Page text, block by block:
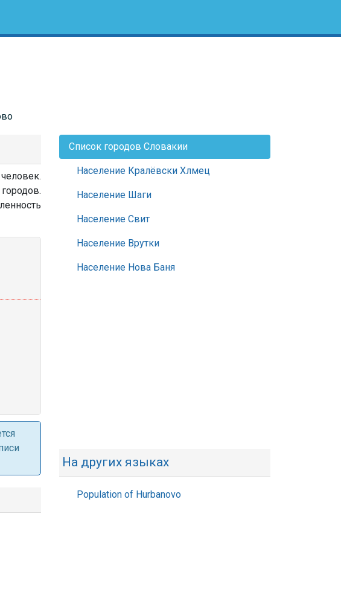
человек.
Список городов Словакии
Население Кралёвски Хлмец
Население Шаги
Население Свит
Население Врутки
Население Нова Баня
На других языках
Population of Hurbanovo